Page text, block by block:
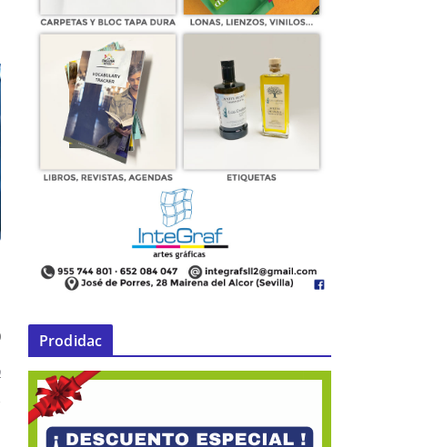
Una quincena de vecinos
comienzan a disfrutar de parcelas
en las que cultivar
19 de diciembre de 2014
Prodidac